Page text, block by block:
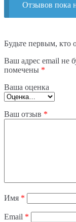
Отзывов пока
Будьте первым, кто
Ваш адрес email не
помечены *
Ваша оценка
Ваш отзыв *
Имя *
Email *